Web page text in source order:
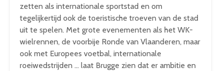
zetten als internationale sportstad en om
tegelijkertijd ook de toeristische troeven van de stad
uit te spelen. Met grote evenementen als het WK-
wielrennen, de voorbije Ronde van Vlaanderen, maar
ook met Europees voetbal, internationale
roeiwedstrijden … laat Brugge zien dat er ambitie en